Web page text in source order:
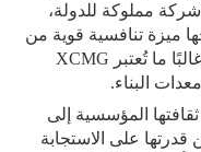
شركة مملوكة للدولة،
ميزة تنافسية قوية من
حيث الاستقرار المالي وحصة السوق. وغالبًا ما تُعتبر XCMG
البناء.
المؤسسية إلى
قدرتها على الاستجابة